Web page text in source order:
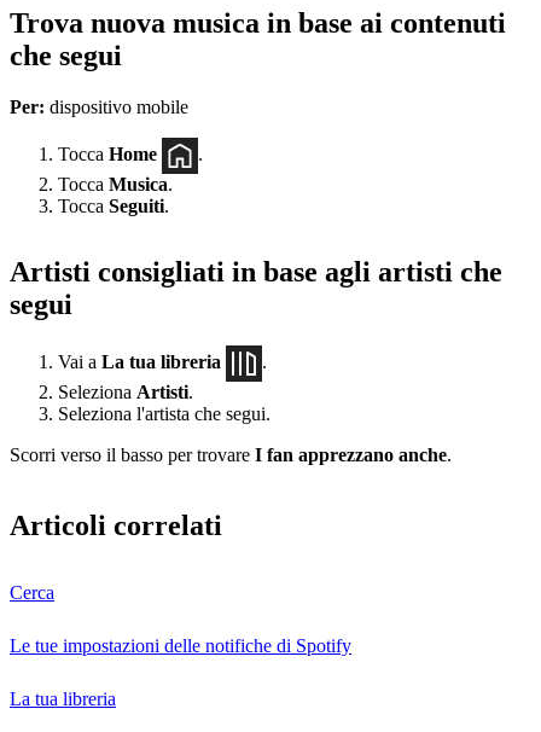
Trova nuova musica in base ai contenuti
che segui
Per: dispositivo mobile
Tocca Home
.
Tocca Musica.
Tocca Seguiti.
Artisti consigliati in base agli artisti che
segui
Vai a La tua libreria
.
Seleziona Artisti.
Seleziona l'artista che segui.
Scorri verso il basso per trovare I fan apprezzano anche.
Articoli correlati
Cerca
Le tue impostazioni delle notifiche di Spotify
La tua libreria